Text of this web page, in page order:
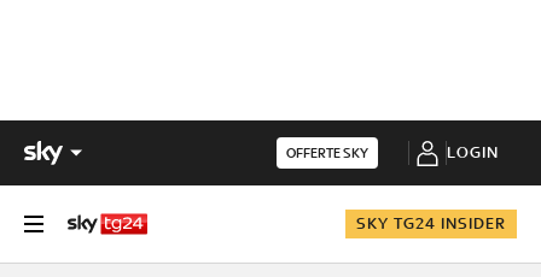
OFFERTE SKY LOGIN
SKY TG24 INSIDER